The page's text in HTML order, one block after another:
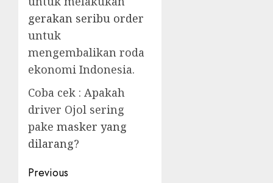
gerakan seribu order
untuk
mengembalikan roda
ekonomi Indonesia.
Coba cek : Apakah
driver Ojol sering
pake masker yang
dilarang?
Post
Previous